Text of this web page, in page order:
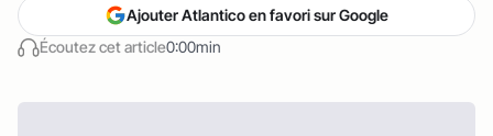
Écoutez cet article0:00min
Ajouter Atlantico en favori sur Google